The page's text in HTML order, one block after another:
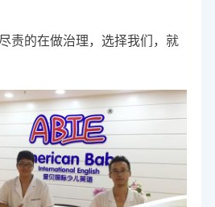
责的在做治理，选择我们，就